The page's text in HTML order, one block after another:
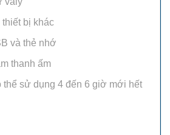
bị khác
và thẻ nhớ
thanh ấm
thể sử dụng 4 đến 6 giờ mới hết